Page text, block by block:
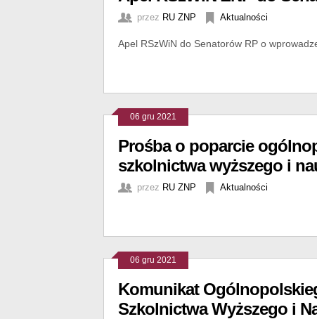
przez RU ZNP Aktualności
Apel RSzWiN do Senatorów RP o
06 gru 2021
Prośba o poparcie
szkolnictwa wyższego i
przez RU ZNP Aktualności
06 gru 2021
Komunikat
Szkolnictwa Wyższego i